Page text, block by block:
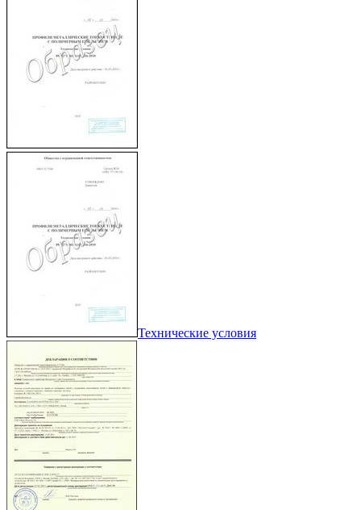
Технические условия